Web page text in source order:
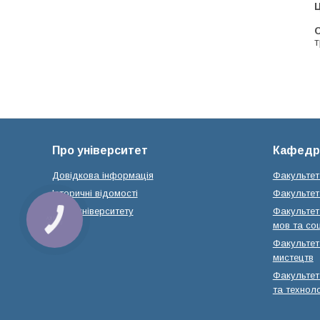
Про університет
Довідкова інформація
Історичні відомості
Місія університету
Факультет
Факультет
мов та
Факультет
мистецтв
та
КНОПКА
ЗВ'ЯЗКУ